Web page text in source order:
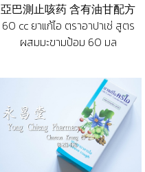
亞巴測止咳药 含有油甘配方
60 cc ยาแก้ไอ ตราอาปาเช่ สูตร
ผสมมะขามป้อม 60 มล